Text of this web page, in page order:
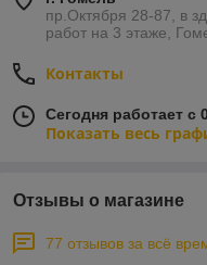
пр.Октября 28-87, в
работ на 3 этаже,
Контакты
Сегодня работает с
Показать весь
Отзывы о магазине
77 отзывов за всё